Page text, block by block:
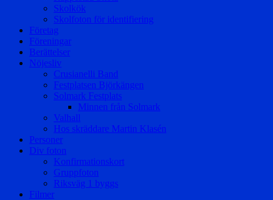
Skolkök
Skolfoton för identifiering
Företag
Föreningar
Berättelser
Nöjesliv
Crusianelli Band
Festplatsen Björkängen
Solmark Festplats
Minnen från Solmark
Valhall
Hos skräddare Martin Klasén
Personer
Div foton
Konfirmationskort
Gruppfoton
Riksväg 1 byggs
Filmer